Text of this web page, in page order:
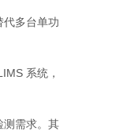
多台单功
系统，
测需求。其